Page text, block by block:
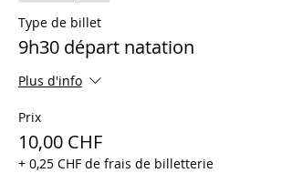
Type de billet
9h30 départ natation
Plus d'info
Prix
10,00 CHF
+ 0,25 CHF de frais de billetterie